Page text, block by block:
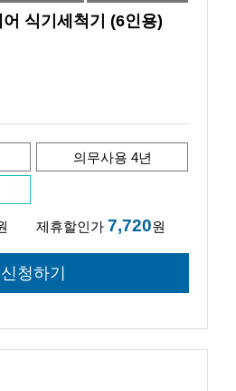
식기세척기 (6인용)
의무사용 4년
제휴할인가7,720원